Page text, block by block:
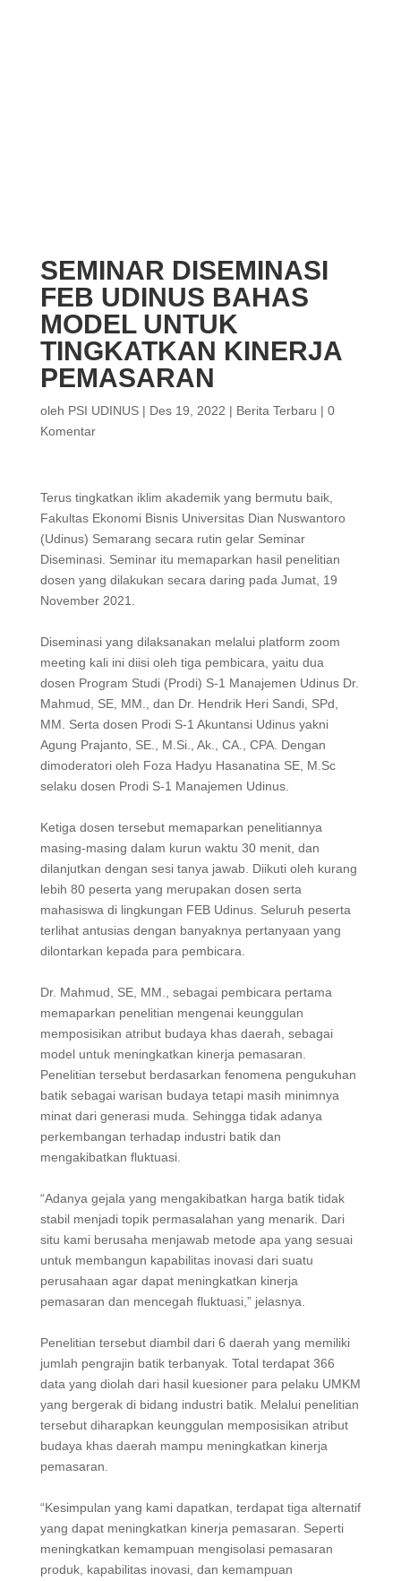
SEMINAR DISEMINASI
FEB UDINUS BAHAS
MODEL UNTUK
TINGKATKAN KINERJA
PEMASARAN
oleh PSI UDINUS| Des 19, 2022 | Berita Terbaru | 0
Komentar
Terus tingkatkan iklim akademik yang bermutu baik,
Fakultas Ekonomi Bisnis Universitas Dian Nuswantoro
(Udinus) Semarang secara rutin gelar Seminar
Diseminasi. Seminar itu memaparkan hasil penelitian
dosen yang dilakukan secara daring pada Jumat, 19
November 2021.
Diseminasi yang dilaksanakan melalui platform zoom
meeting kali ini diisi oleh tiga pembicara, yaitu dua
dosen Program Studi (Prodi) S-1 Manajemen Udinus Dr.
Mahmud, SE, MM., dan Dr. Hendrik Heri Sandi, SPd,
MM. Serta dosen Prodi S-1 Akuntansi Udinus yakni
Agung Prajanto, SE., M.Si., Ak., CA., CPA. Dengan
dimoderatori oleh Foza Hadyu Hasanatina SE, M.Sc
selaku dosen Prodi S-1 Manajemen Udinus.
Ketiga dosen tersebut memaparkan penelitiannya
masing-masing dalam kurun waktu 30 menit, dan
dilanjutkan dengan sesi tanya jawab. Diikuti oleh kurang
lebih 80 peserta yang merupakan dosen serta
mahasiswa di lingkungan FEB Udinus. Seluruh peserta
terlihat antusias dengan banyaknya pertanyaan yang
dilontarkan kepada para pembicara.
Dr. Mahmud, SE, MM., sebagai pembicara pertama
memaparkan penelitian mengenai keunggulan
memposisikan atribut budaya khas daerah, sebagai
model untuk meningkatkan kinerja pemasaran.
Penelitian tersebut berdasarkan fenomena pengukuhan
batik sebagai warisan budaya tetapi masih minimnya
minat dari generasi muda. Sehingga tidak adanya
perkembangan terhadap industri batik dan
mengakibatkan fluktuasi.
“Adanya gejala yang mengakibatkan harga batik tidak
stabil menjadi topik permasalahan yang menarik. Dari
situ kami berusaha menjawab metode apa yang sesuai
untuk membangun kapabilitas inovasi dari suatu
perusahaan agar dapat meningkatkan kinerja
pemasaran dan mencegah fluktuasi,” jelasnya.
Penelitian tersebut diambil dari 6 daerah yang memiliki
jumlah pengrajin batik terbanyak. Total terdapat 366
data yang diolah dari hasil kuesioner para pelaku UMKM
yang bergerak di bidang industri batik. Melalui penelitian
tersebut diharapkan keunggulan memposisikan atribut
budaya khas daerah mampu meningkatkan kinerja
pemasaran.
“Kesimpulan yang kami dapatkan, terdapat tiga alternatif
yang dapat meningkatkan kinerja pemasaran. Seperti
meningkatkan kemampuan mengisolasi pemasaran
produk, kapabilitas inovasi, dan kemampuan